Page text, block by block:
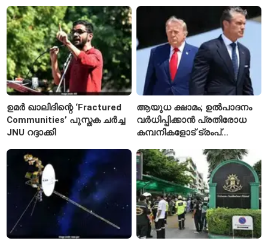
ഉമർ ഖാലിദിന്റെ ‘Fractured
Communities’ പുസ്തക ചർച്ച
JNU റദ്ദാക്കി
ആയുധ ക്ഷാമം; ഉൽപാദനം
വർധിപ്പിക്കാൻ പ്രതിരോധ
കമ്പനികളോട് ട്രംപ്